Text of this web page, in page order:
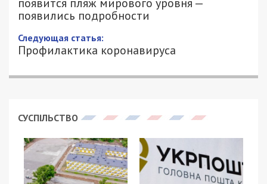
появились подробности
Следующая статья:
Профилактика коронавируса
СУСПІЛЬСТВО